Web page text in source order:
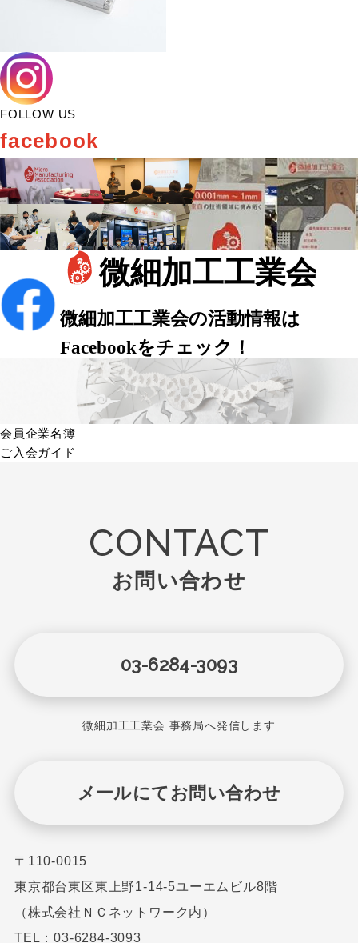
FOLLOW US
facebook
会員企業名簿
ご入会ガイド
〒110-0015
東京都台東区東上野1-14-5ユーエムビル8階
（株式会社ＮＣネットワーク内）
TEL：03-6284-3093
CONTACT
お問い合わせ
03-6284-3093
微細加工工業会 事務局へ発信します
メールにてお問い合わせ